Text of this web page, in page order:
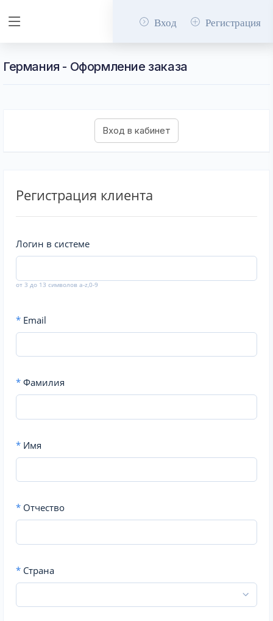
Вход Регистрация
Германия - Оформление заказа
Регистрация клиента
Логин в системе
от 3 до 13 символов a-z,0-9
* Email
* Фамилия
* Имя
* Отчество
* Страна